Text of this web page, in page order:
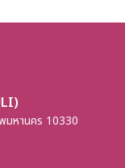
มหานคร 10330